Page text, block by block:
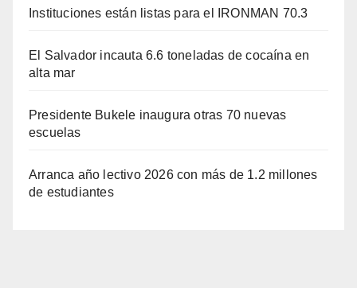
Instituciones están listas para el IRONMAN 70.3
El Salvador incauta 6.6 toneladas de cocaína en
alta mar
Presidente Bukele inaugura otras 70 nuevas
escuelas
Arranca año lectivo 2026 con más de 1.2 millones
de estudiantes